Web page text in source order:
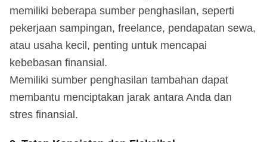
memiliki beberapa sumber penghasilan, seperti
pekerjaan sampingan, freelance, pendapatan sewa,
atau usaha kecil, penting untuk mencapai
kebebasan finansial.
Memiliki sumber penghasilan tambahan dapat
membantu menciptakan jarak antara Anda dan
stres finansial.